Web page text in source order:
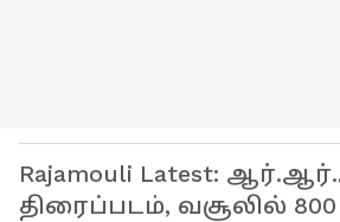
Rajamouli Latest:
திரைப்படம், வசூலில்